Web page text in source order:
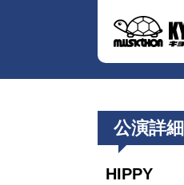
公演詳細
HIPPY